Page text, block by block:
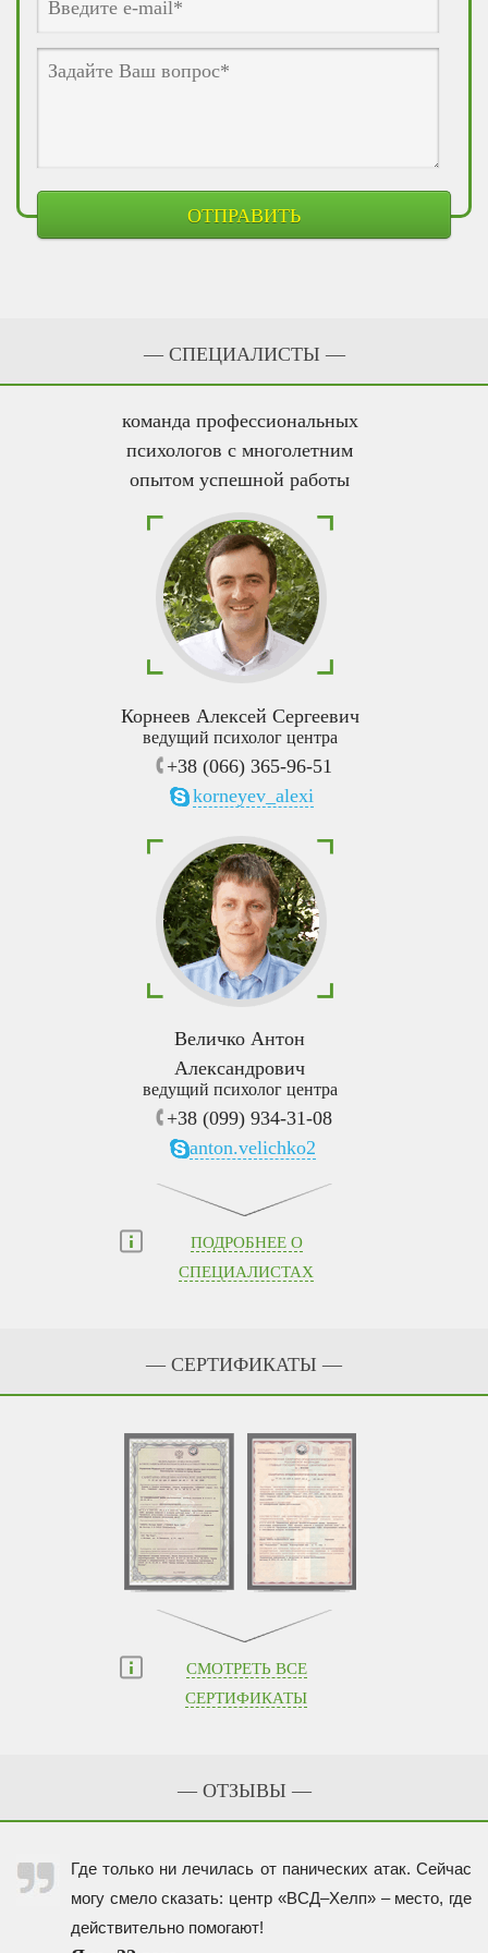
— CПЕЦИАЛИСТЫ —
команда профессиональных
психологов с многолетним
опытом успешной работы
Корнеев Алексей Сергеевич
ведущий психолог центра
+38 (066) 365-96-51
korneyev_alexi
Величко Антон
Александрович
ведущий психолог центра
+38 (099) 934-31-08
anton.velichko2
ПОДРОБНЕЕ О
СПЕЦИАЛИСТАХ
— СЕРТИФИКАТЫ —
СМОТРЕТЬ ВСЕ
СЕРТИФИКАТЫ
— ОТЗЫВЫ —
Где только ни лечилась от панических атак. Сейчас
могу смело сказать: центр «ВСД–Хелп» – место, где
действительно помогают!